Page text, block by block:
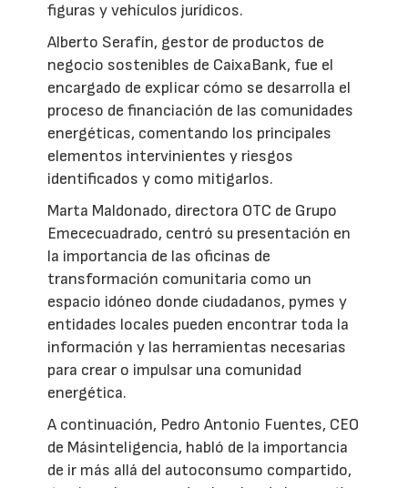
figuras y vehículos jurídicos.
Alberto Serafín, gestor de productos de
negocio sostenibles de CaixaBank, fue el
encargado de explicar cómo se desarrolla el
proceso de financiación de las comunidades
energéticas, comentando los principales
elementos intervinientes y riesgos
identificados y como mitigarlos.
Marta Maldonado, directora OTC de Grupo
Emececuadrado, centró su presentación en
la importancia de las oficinas de
transformación comunitaria como un
espacio idóneo donde ciudadanos, pymes y
entidades locales pueden encontrar toda la
información y las herramientas necesarias
para crear o impulsar una comunidad
energética.
A continuación, Pedro Antonio Fuentes, CEO
de Másinteligencia, habló de la importancia
de ir más allá del autoconsumo compartido,